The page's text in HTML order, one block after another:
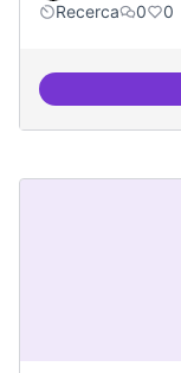
Recerca
0 0